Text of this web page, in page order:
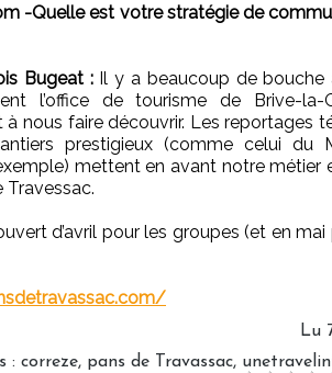
-Quelle est votre stratégie de
Bugeat : Il y a beaucoup de bouche
l’office de tourisme de Brive-la-
nous faire découvrir. Les reportages
prestigieux (comme celui du
mettent en avant notre métier
Travessac.
d’avril pour les groupes (et en mai
Lu
: correze, pans de Travassac,